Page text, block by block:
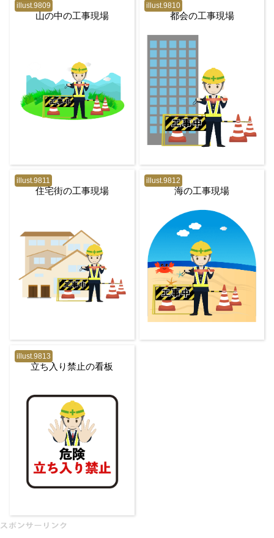
illust.9809
山の中の工事現場
illust.9810
都会の工事現場
illust.9811
住宅街の工事現場
illust.9812
海の工事現場
illust.9813
立ち入り禁止の看板